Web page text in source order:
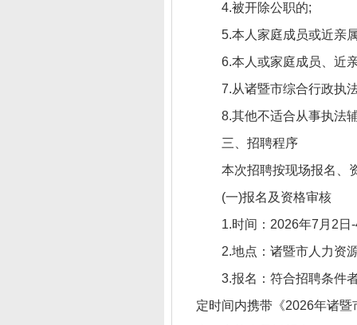
4.被开除公职的;
5.本人家庭成员或近亲
6.本人或家庭成员、近
7.从诸暨市综合行政执
8.其他不适合从事执法
三、招聘程序
本次招聘按现场报名、
(一)报名及资格审核
1.时间：2026年7月2日
2.地点：诸暨市人力资
3.报名：符合招聘条件
定时间内携带《2026年诸